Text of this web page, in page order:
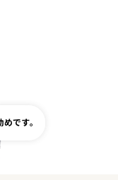
です。